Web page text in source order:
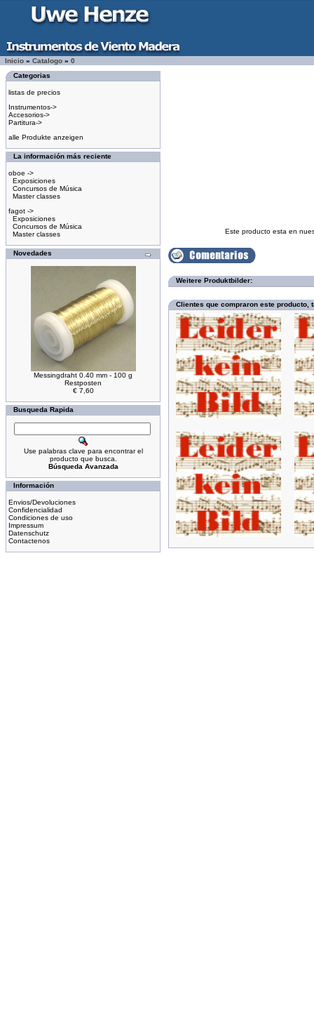
Inicio » Catalogo » 0
Categorias
listas de precios
Instrumentos->
Accesorios->
Partitura->
alle Produkte anzeigen
La información más reciente
oboe ->
Exposiciones
Concursos de Música
Master classes
fagot ->
Exposiciones
Concursos de Música
Master classes
Novedades
Messingdraht 0.40 mm - 100 g
Restposten
€ 7,60
Busqueda Rapida
Use palabras clave para encontrar el
producto que busca.
Búsqueda Avanzada
Información
Envios/Devoluciones
Confidencialidad
Condiciones de uso
Impressum
Datenschutz
Contactenos
Este producto esta en
Weitere Produktbilder:
Clientes que compraron este producto,